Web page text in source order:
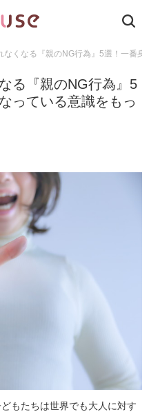
なくなる『親のNG行為』5選！一番
る『親のNG行為』5
っている意識をもっ
もたちは世界でも大人に対す